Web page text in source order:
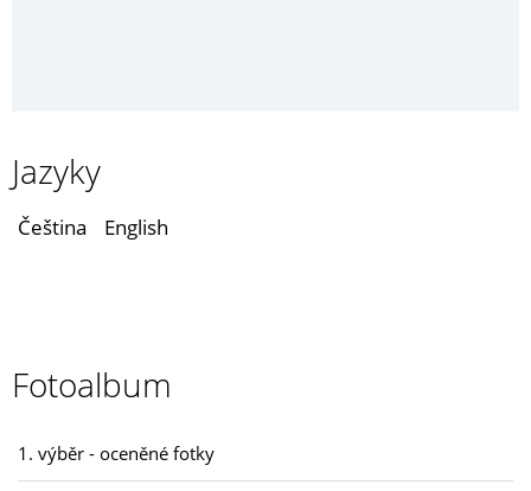
Jazyky
Čeština English
Fotoalbum
1. výběr - oceněné fotky